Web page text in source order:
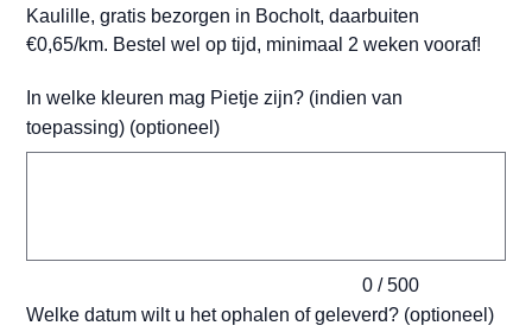
Kaulille, gratis bezorgen in Bocholt, daarbuiten
€0,65/km. Bestel wel op tijd, minimaal 2 weken vooraf!
In welke kleuren mag Pietje zijn? (indien van
toepassing) (optioneel)
0 / 500
Welke datum wilt u het ophalen of geleverd? (optioneel)